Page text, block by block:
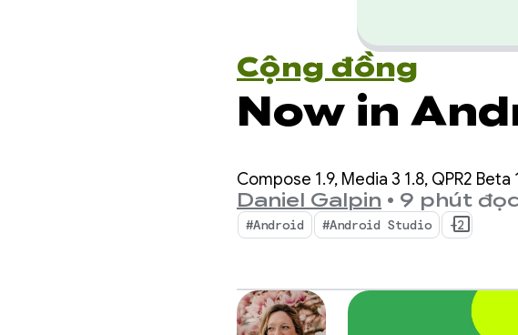
Cộng đồng
Now in
Compose 1.9, Media 3 1.8, QPR2
Daniel Galpin • 9 phút
#Android #Android Studio +2